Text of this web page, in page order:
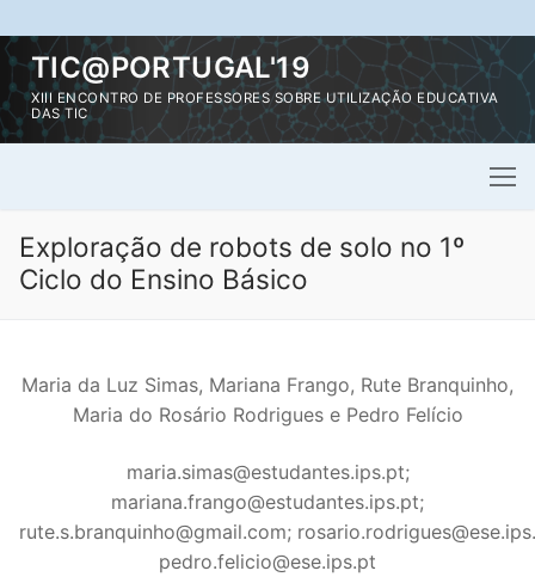
Saltar
para
conteúdo
TIC@PORTUGAL'19
XIII ENCONTRO DE PROFESSORES SOBRE UTILIZAÇÃO EDUCATIVA
DAS TIC
Exploração de robots de solo no 1º
Ciclo do Ensino Básico
Maria da Luz Simas, Mariana Frango, Rute Branquinho,
Maria do Rosário Rodrigues e Pedro Felício
maria.simas@estudantes.ips.pt;
mariana.frango@estudantes.ips.pt;
rute.s.branquinho@gmail.com;
pedro.felicio@ese.ips.pt